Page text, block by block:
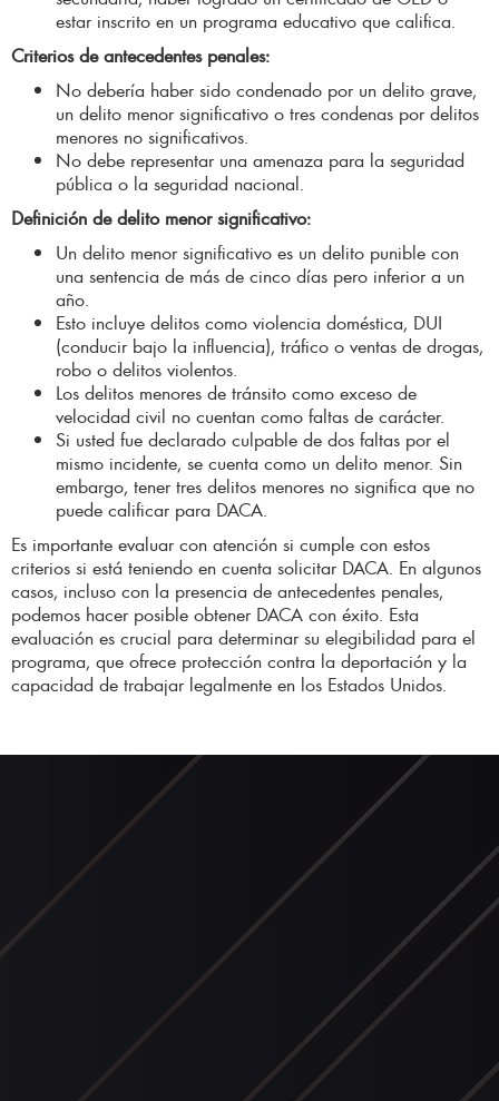
estar inscrito en un programa educativo que califica.
Criterios de antecedentes penales:
No debería haber sido condenado por un delito grave,
un delito menor significativo o tres condenas por delitos
menores no significativos.
No debe representar una amenaza para la seguridad
pública o la seguridad nacional.
Definición de delito menor significativo:
Un delito menor significativo es un delito punible con
una sentencia de más de cinco días pero inferior a un
año.
Esto incluye delitos como violencia doméstica, DUI
(conducir bajo la influencia), tráfico o ventas de drogas,
robo o delitos violentos.
Los delitos menores de tránsito como exceso de
velocidad civil no cuentan como faltas de carácter.
Si usted fue declarado culpable de dos faltas por el
mismo incidente, se cuenta como un delito menor. Sin
embargo, tener tres delitos menores no significa que no
puede calificar para DACA.
Es importante evaluar con atención si cumple con estos
criterios si está teniendo en cuenta solicitar DACA. En algunos
casos, incluso con la presencia de antecedentes penales,
podemos hacer posible obtener DACA con éxito. Esta
evaluación es crucial para determinar su elegibilidad para el
programa, que ofrece protección contra la deportación y la
capacidad de trabajar legalmente en los Estados Unidos.